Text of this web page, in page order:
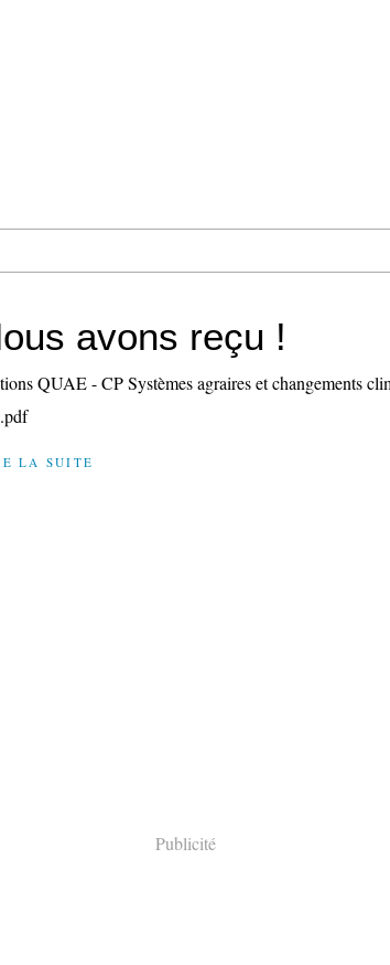
avons reçu !
QUAE - CP Systèmes agraires et changements
LA SUITE
Publicité